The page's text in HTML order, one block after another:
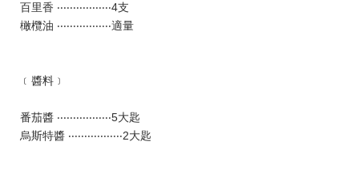
百里香 ‧‧‧‧‧‧‧‧‧‧‧‧‧‧‧‧‧4支
橄欖油 ‧‧‧‧‧‧‧‧‧‧‧‧‧‧‧‧‧適量
﹝醬料﹞
番茄醬 ‧‧‧‧‧‧‧‧‧‧‧‧‧‧‧‧‧5大匙
烏斯特醬 ‧‧‧‧‧‧‧‧‧‧‧‧‧‧‧‧‧2大匙